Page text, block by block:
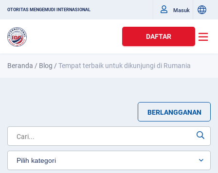
OTORITAS MENGEMUDI INTERNASIONAL Masuk
DAFTAR
Beranda / Blog /Tempat terbaik untuk dikunjungi di Rumania
BERLANGGANAN